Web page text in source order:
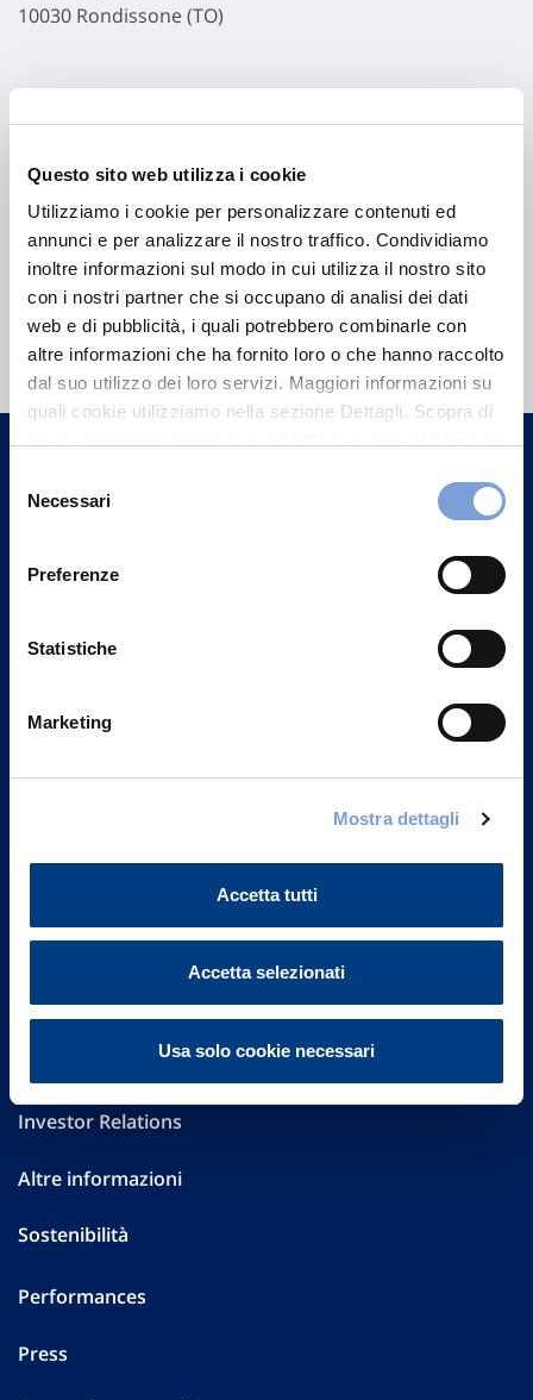
Questo sito web utilizza i cookie
Utilizziamo i cookie per personalizzare contenuti ed
annunci e per analizzare il nostro traffico. Condividiamo
inoltre informazioni sul modo in cui utilizza il nostro sito
con i nostri partner che si occupano di analisi dei dati
web e di pubblicità, i quali potrebbero combinarle con
altre informazioni che ha fornito loro o che hanno raccolto
dal suo utilizzo dei loro servizi. Maggiori informazioni su
quali cookie utilizziamo nella sezione Dettagli. Scopra di
può trovare nel footer del sito nella sezione "Informativa
delNecessari
Preferenze
Statistiche
Marketing
Mostra dettagli
Accetta tutti
Accetta selezionati
Usa solo cookie necessari
10030 Rondissone (TO)
Hai bisogno di
informazioni?
Trova l'Agenzia più vicina a te e parla con
Contattaci
Vittoria Assicurazioni S.p.A.
20149 Milano
Part. IVA 01329510158
FAQ
Investor Relations
Altre informazioni
Sostenibilità
Performances
Press